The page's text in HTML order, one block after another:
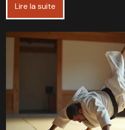
Lire la suite